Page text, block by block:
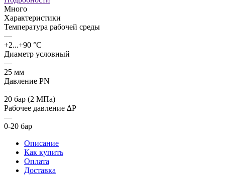
Много
Характеристики
Температура рабочей среды
—
+2...+90 °C
Диаметр условный
—
25 мм
Давление PN
—
20 бар (2 МПа)
Рабочее давление ∆P
—
0-20 бар
Описание
Как купить
Оплата
Доставка